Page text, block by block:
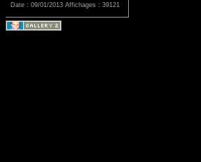
Date : 09/01/2013 Affichages : 39121